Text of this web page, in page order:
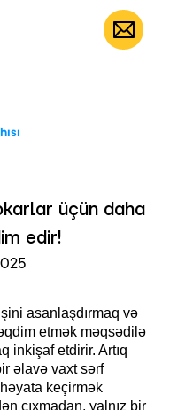
AZ
üçün daha
edir!
asanlaşdırmaq və
etmək məqsədilə
inkişaf etdirir. Artıq
əlavə vaxt sərf
keçirmək
çıxmadan, yalnız bir